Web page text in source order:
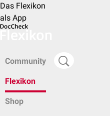
Das Flexikon
als App
Community
Flexikon
Shop